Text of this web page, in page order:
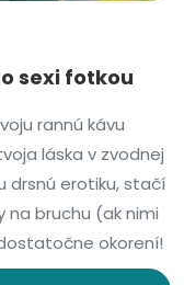
sexi fotkou
rannú kávu
láska v zvodnej
drsnú erotiku, stačí
na bruchu (ak nimi
okorení!